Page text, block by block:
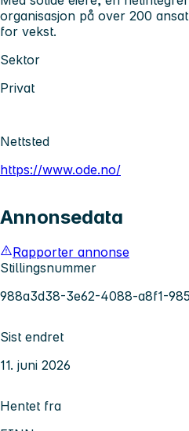
organisasjon på over 200
for vekst.
Sektor
Privat
Nettsted
https://www.ode.no/
Annonsedata
Rapporter annonse
Stillingsnummer
988a3d38-3e62-4088-a8f1-
Sist endret
11. juni 2026
Hentet fra